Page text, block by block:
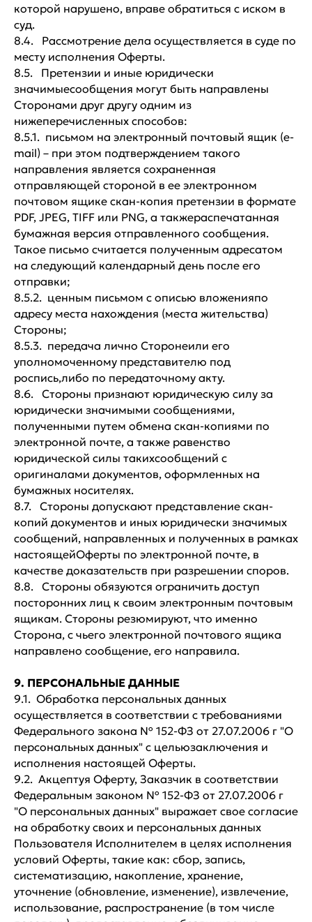
которой нарушено, вправе обратиться с иском в
суд.
8.4. Рассмотрение дела осуществляется в суде по
месту исполнения Оферты.
8.5. Претензии и иные юридически
значимыесообщения могут быть направлены
Сторонами друг другу одним из
нижеперечисленных способов:
8.5.1. письмом на электронный почтовый ящик (e-
mail) – при этом подтверждением такого
направления является сохраненная
отправляющей стороной в ее электронном
почтовом ящике скан-копия претензии в формате
PDF, JPEG, TIFF или PNG, а такжераспечатанная
бумажная версия отправленного сообщения.
Такое письмо считается полученным адресатом
на следующий календарный день после его
отправки;
8.5.2. ценным письмом с описью вложенияпо
адресу места нахождения (места жительства)
Стороны;
8.5.3. передача лично Сторонеили его
уполномоченному представителю под
роспись,либо по передаточному акту.
8.6. Стороны признают юридическую силу за
юридически значимыми сообщениями,
полученными путем обмена скан-копиями по
электронной почте, а также равенство
юридической силы такихсообщений с
оригиналами документов, оформленных на
бумажных носителях.
8.7. Стороны допускают представление скан-
копий документов и иных юридически значимых
сообщений, направленных и полученных в рамках
настоящейОферты по электронной почте, в
качестве доказательств при разрешении споров.
8.8. Стороны обязуются ограничить доступ
посторонних лиц к своим электронным почтовым
ящикам. Стороны резюмируют, что именно
Сторона, с чьего электронной почтового ящика
направлено сообщение, его направила.
9. ПЕРСОНАЛЬНЫЕ ДАННЫЕ
9.1. Обработка персональных данных
осуществляется в соответствии с требованиями
Федерального закона № 152-ФЗ от 27.07.2006 г "О
персональных данных" с цельюзаключения и
исполнения настоящей Оферты.
9.2. Акцептуя Оферту, Заказчик в соответствии
Федеральным законом № 152-ФЗ от 27.07.2006 г
"О персональных данных" выражает свое согласие
на обработку своих и персональных данных
Пользователя Исполнителем в целях исполнения
условий Оферты, такие как: сбор, запись,
систематизацию, накопление, хранение,
уточнение (обновление, изменение), извлечение,
использование, распространение (в том числе
+7 499 322 21 09
Политика конфиденциальности
МО, Рублево-Успенское шоссе,
село Усово, стр. 100, блок Е
Полежаевская, 1-ая Магистральная
улица, 25, 2 этаж, офис 12
info@topsecretmodel.ru
с 10:00 до 19:00 без выходных
ИП Саватеева Дарья Валерьевна,
ИНН: 770501593933,
ОГРНИП: 309774626500411